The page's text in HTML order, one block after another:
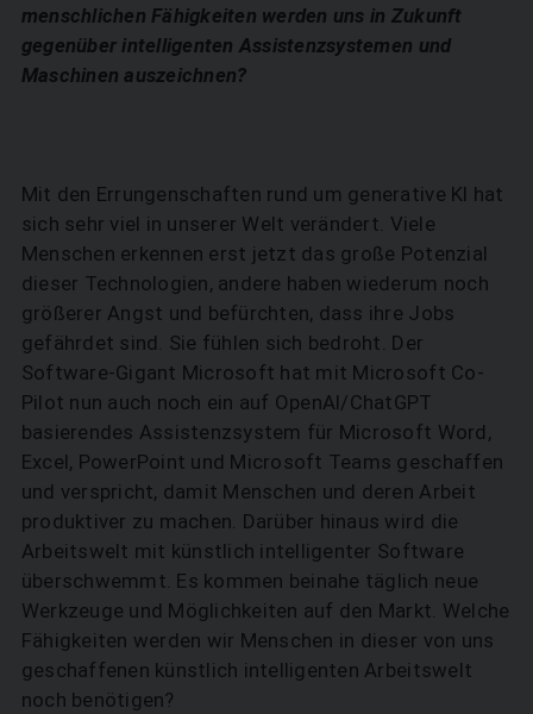
menschlichen Fähigkeiten werden uns in Zukunft
gegenüber intelligenten Assistenzsystemen und
Maschinen auszeichnen?
Mit den Errungenschaften rund um generative KI hat
sich sehr viel in unserer Welt verändert. Viele
Menschen erkennen erst jetzt das große Potenzial
dieser Technologien, andere haben wiederum noch
größerer Angst und befürchten, dass ihre Jobs
gefährdet sind. Sie fühlen sich bedroht. Der
Software-Gigant Microsoft hat mit Microsoft Co-
Pilot nun auch noch ein auf OpenAI/ChatGPT
basierendes Assistenzsystem für Microsoft Word,
Excel, PowerPoint und Microsoft Teams geschaffen
und verspricht, damit Menschen und deren Arbeit
produktiver zu machen. Darüber hinaus wird die
Arbeitswelt mit künstlich intelligenter Software
überschwemmt. Es kommen beinahe täglich neue
Werkzeuge und Möglichkeiten auf den Markt. Welche
Fähigkeiten werden wir Menschen in dieser von uns
geschaffenen künstlich intelligenten Arbeitswelt
noch benötigen?